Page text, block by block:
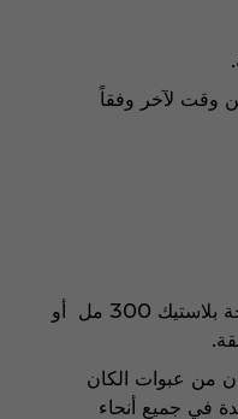
وقت لآخر وفقاً
يجب على العميل شراء أحد منتجات كوكاكولا® المدرجة في العرض وهي (زجاجة بلاستيك 300 مل أو
عدد10 غطيان كوكاكولا ذات الغطاء الأصفر أو 10 غطيان من عبوات الكان
في جميع أنحاء